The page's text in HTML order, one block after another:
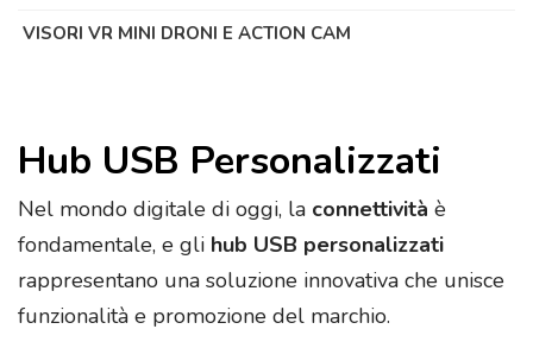
VISORI VR MINI DRONI E ACTION CAM
Hub USB Personalizzati
Nel mondo digitale di oggi, la connettività è
fondamentale, e gli hub USB personalizzati
rappresentano una soluzione innovativa che unisce
funzionalità e promozione del marchio.